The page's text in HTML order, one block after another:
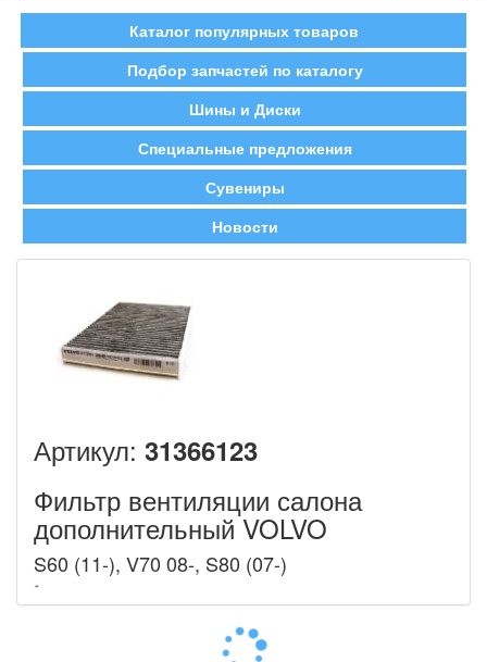
Каталог популярных товаров
Подбор запчастей по каталогу
Шины и Диски
Специальные предложения
Сувениры
Новости
Артикул: 31366123
Фильтр вентиляции салона
дополнительный VOLVO
S60 (11-), V70 08-, S80 (07-)